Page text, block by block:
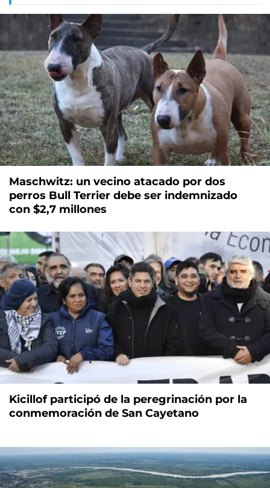
Maschwitz: un vecino atacado por dos
perros Bull Terrier debe ser indemnizado
con $2,7 millones
Kicillof participó de la peregrinación por la
conmemoración de San Cayetano